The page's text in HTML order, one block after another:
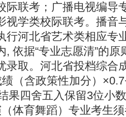
际联考；广播电视编导
视学类校际联考。播音
行河北省艺术类相应专
, 依据“专业志愿清”的
录取。河北省投档综合
（含政策性加分）
果四舍五入保留3位小
育舞蹈）专业考生须